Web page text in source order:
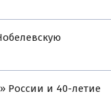
России и 40-летие